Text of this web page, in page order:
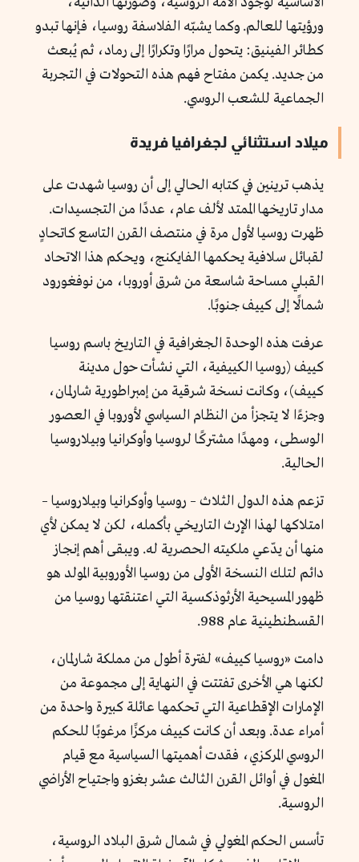
ورؤيتها للعالم. وكما يشبّه الفلاسفة روسيا، فإنها تبدو
كطائر الفينيق: يتحول مرارًا وتكرارًا إلى رماد، ثم يُبعث
من جديد. يكمن مفتاح فهم هذه التحولات في التجربة
الجماعية للشعب الروسي.
ميلاد استثنائي لجغرافيا فريدة
يذهب ترينين في كتابه الحالي إلى أن روسيا شهدت على
مدار تاريخها الممتد لألف عام، عددًا من التجسيدات.
ظهرت روسيا لأول مرة في منتصف القرن التاسع كاتحادٍ
لقبائل سلافية يحكمها الفايكنج، ويحكم هذا الاتحاد
القبلي مساحة شاسعة من شرق أوروبا، من نوفغورود
شمالًا إلى كييف جنوبًا.
عرفت هذه الوحدة الجغرافية في التاريخ باسم روسيا
كييف (روسيا الكييفية، التي نشأت حول مدينة
كييف)، وكانت نسخة شرقية من إمبراطورية شارلمان،
وجزءًا لا يتجزأ من النظام السياسي لأوروبا في العصور
الوسطى، ومهدًا مشتركًا لروسيا وأوكرانيا وبيلاروسيا
الحالية.
تزعم هذه الدول الثلاث – روسيا وأوكرانيا وبيلاروسيا –
امتلاكها لهذا الإرث التاريخي بأكمله، لكن لا يمكن لأي
منها أن يدّعي ملكيته الحصرية له. ويبقى أهم إنجاز
دائم لتلك النسخة الأولى من روسيا الأوروبية المولد هو
ظهور المسيحية الأرثوذكسية التي اعتنقتها روسيا من
القسطنطينية عام 988.
دامت «روسيا كييف» لفترة أطول من مملكة شارلمان،
لكنها هي الأخرى تفتتت في النهاية إلى مجموعة من
الإمارات الإقطاعية التي تحكمها عائلة كبيرة واحدة من
أمراء عدة. وبعد أن كانت كييف مركزًا مرغوبًا للحكم
الروسي المركزي، فقدت أهميتها السياسية مع قيام
المغول في أوائل القرن الثالث عشر بغزو واجتياح الأراضي
الروسية.
تأسس الحكم المغولي في شمال شرق البلاد الروسية،